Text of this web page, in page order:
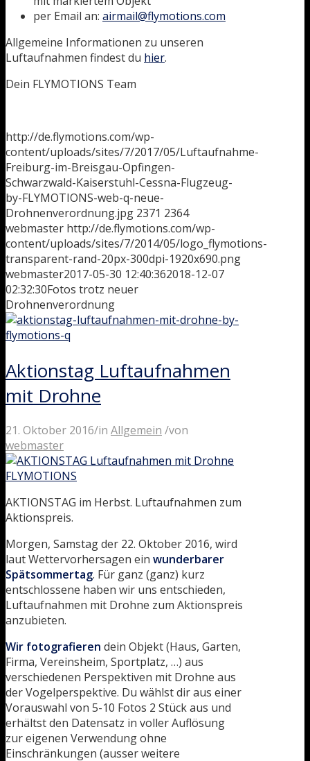
per Email an: airmail@flymotions.com
Allgemeine Informationen zu unseren
Luftaufnahmen findest du hier.
Dein FLYMOTIONS Team
http://de.flymotions.com/wp-
content/uploads/sites/7/2017/05/Luftaufnahme-
Freiburg-im-Breisgau-Opfingen-
Schwarzwald-Kaiserstuhl-Cessna-Flugzeug-
by-FLYMOTIONS-web-q-neue-
Drohnenverordnung.jpg 2371 2364
webmaster http://de.flymotions.com/wp-
content/uploads/sites/7/2014/05/logo_flymotions-
transparent-rand-20px-300dpi-1920x690.png
webmaster2017-05-30 12:40:362018-12-07
02:32:30Fotos trotz neuer
Drohnenverordnung
Aktionstag Luftaufnahmen
mit Drohne
21. Oktober 2016/in Allgemein /von
webmaster
AKTIONSTAG im Herbst. Luftaufnahmen zum
Aktionspreis.
Morgen, Samstag der 22. Oktober 2016, wird
laut Wettervorhersagen ein wunderbarer
Spätsommertag. Für ganz (ganz) kurz
entschlossene haben wir uns entschieden,
Luftaufnahmen mit Drohne zum Aktionspreis
anzubieten.
Wir fotografieren dein Objekt (Haus, Garten,
Firma, Vereinsheim, Sportplatz, …) aus
verschiedenen Perspektiven mit Drohne aus
der Vogelperspektive. Du wählst dir aus einer
Vorauswahl von 5-10 Fotos 2 Stück aus und
erhältst den Datensatz in voller Auflösung
zur eigenen Verwendung ohne
Einschränkungen (ausser weitere